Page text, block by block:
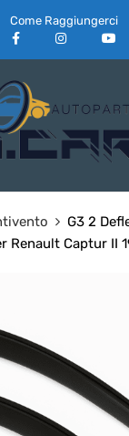
Come Raggiungerci
G3 2
Renault Captur II